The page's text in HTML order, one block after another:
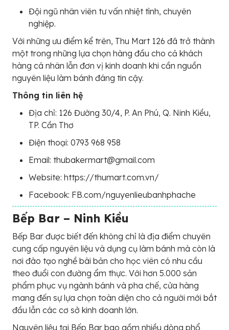
Đội ngũ nhân viên tư vấn nhiệt tình, chuyên
nghiệp.
Với những ưu điểm kể trên, Thu Mart 126 đã trở thành
một trong những lựa chọn hàng đầu cho cả khách
hàng cá nhân lẫn đơn vị kinh doanh khi cần nguồn
nguyên liệu làm bánh đáng tin cậy.
Thông tin liên hệ
Địa chỉ: 126 Đường 30/4, P. An Phú, Q. Ninh Kiều,
TP. Cần Thơ
Điện thoại: 0793 968 958
Email: thubakermart@gmail.com
Website: https://thumart.com.vn/
Facebook: FB.com/nguyenlieubanhphache
Bếp Bar – Ninh Kiều
Bếp Bar được biết đến không chỉ là địa điểm chuyên
cung cấp nguyên liệu và dụng cụ làm bánh mà còn là
nơi đào tạo nghề bài bản cho học viên có nhu cầu
theo đuổi con đường ẩm thực. Với hơn 5.000 sản
phẩm phục vụ ngành bánh và pha chế, cửa hàng
mang đến sự lựa chọn toàn diện cho cả người mới bắt
đầu lẫn các cơ sở kinh doanh lớn.
Nguyên liệu tại Bếp Bar bao gồm nhiều dòng phổ